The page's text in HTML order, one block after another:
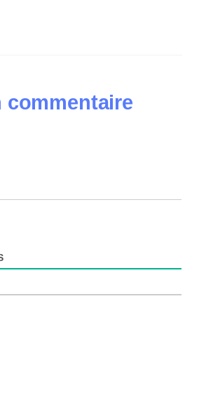
commentaire